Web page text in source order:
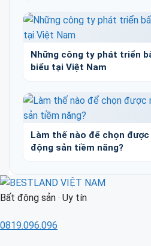
Những công ty phát triển
biểu tại Việt Nam
Làm thế nào để chọn
động sản tiềm năng?
Bất động sản · Uy tín
0819.096.096